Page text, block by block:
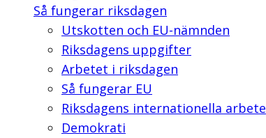
Så fungerar riksdagen
Utskotten och EU-nämnden
Riksdagens uppgifter
Arbetet i riksdagen
Så fungerar EU
Riksdagens internationella arbete
Demokrati